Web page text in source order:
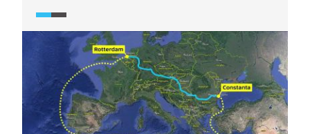
na úroveň hladiny podzemní vody, zásah
do zemědělského půdního fondu nebo
do prostupnosti krajiny? Jako paralela
pro budoucí dílo se nabízí již existující kanál Rýn–
Mohan–Dunaj.